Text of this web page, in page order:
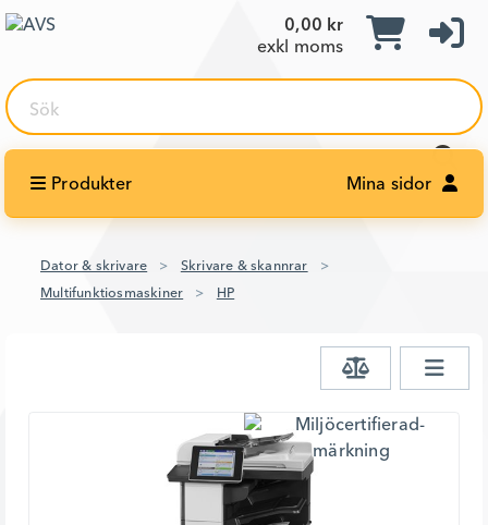
0,00 kr
exkl moms
Sök
Produkter Mina sidor
Dator & skrivare
Skrivare & skannrar
Multifunktiosmaskiner
HP